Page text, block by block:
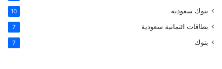
بنوك سعودية 10
بطاقات ائتمانية سعودية 7
بنوك 7